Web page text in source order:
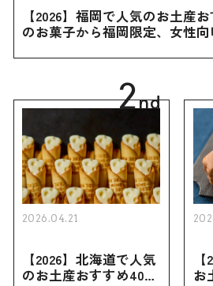
【2026】福岡で人気のお土産
のお菓子から福岡限定、女性
2nd
2026.04.21
【2026】北海道で人気
のお土産おすすめ40選
お